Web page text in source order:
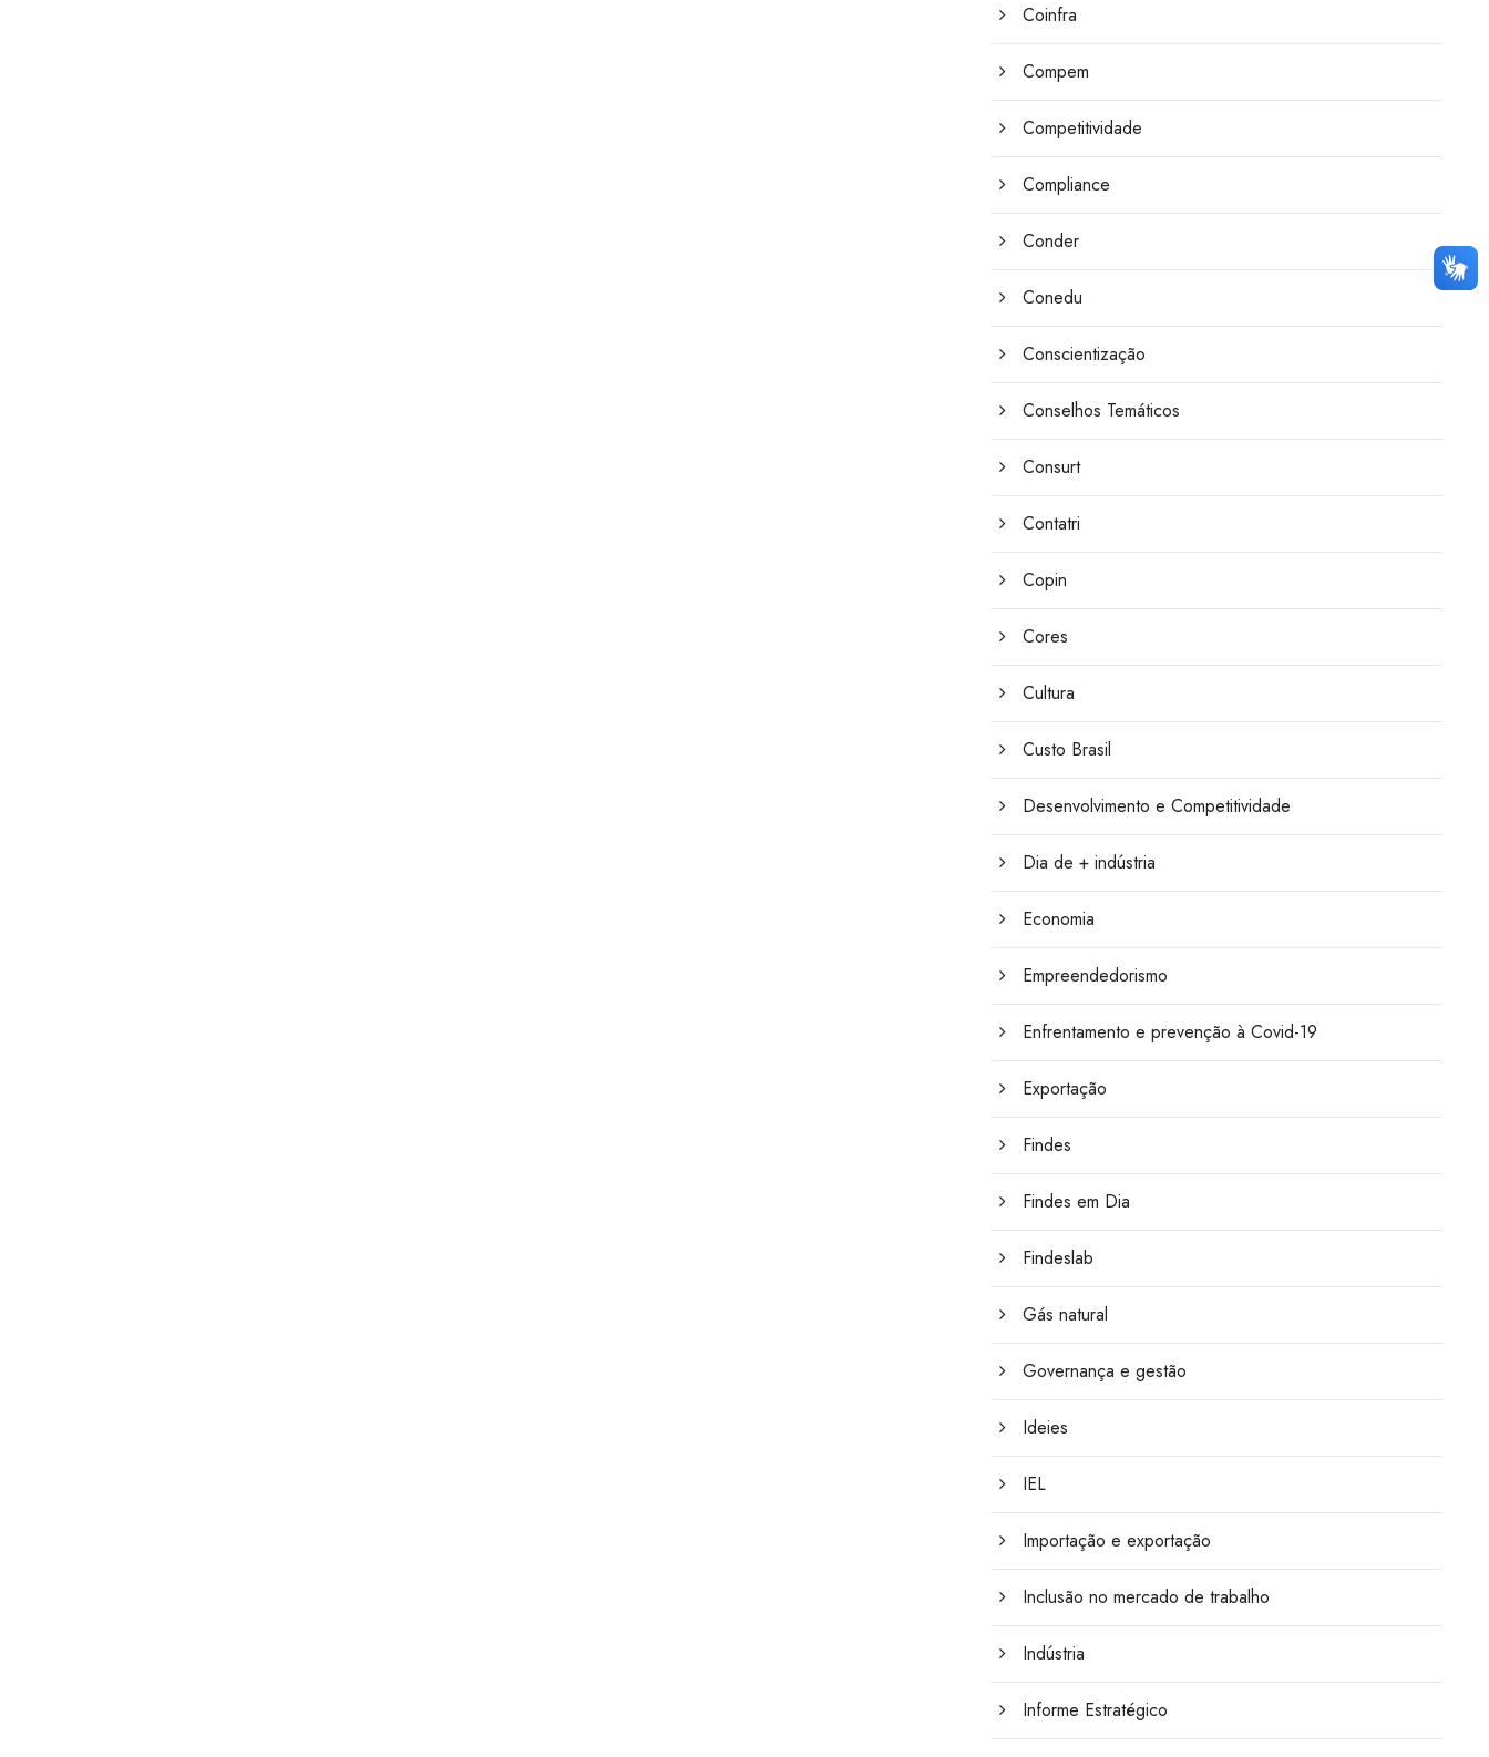
Coinfra
Compem
Competitividade
Compliance
Conder
Conedu
Conscientização
Conselhos Temáticos
Consurt
Contatri
Copin
Cores
Cultura
Custo Brasil
Desenvolvimento e Competitividade
Dia de + indústria
Economia
Empreendedorismo
Enfrentamento e prevenção à Covid-19
Exportação
Findes
Findes em Dia
Findeslab
Gás natural
Governança e gestão
Ideies
IEL
Importação e exportação
Inclusão no mercado de trabalho
Indústria
Informe Estratégico